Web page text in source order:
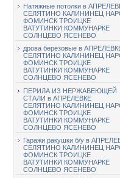
Натяжные потолки в
СЕЛЯТИНО КАЛИНИНЕЦ
ФОМИНСК ТРОИЦКЕ
ВАТУТИНКИ КОММУНАРКЕ
СОЛНЦЕВО ЯСЕНЕВО
дрова берёзовые в
СЕЛЯТИНО КАЛИНИНЕЦ
ФОМИНСК ТРОИЦКЕ
ВАТУТИНКИ КОММУНАРКЕ
СОЛНЦЕВО ЯСЕНЕВО
ПЕРИЛА ИЗ НЕРЖАВЕЮЩЕЙ
СТАЛИ в АПРЕЛЕВКЕ
СЕЛЯТИНО КАЛИНИНЕЦ
ФОМИНСК ТРОИЦКЕ
ВАТУТИНКИ КОММУНАРКЕ
СОЛНЦЕВО ЯСЕНЕВО
Гаражи ракушки б/у в
СЕЛЯТИНО КАЛИНИНЕЦ
ФОМИНСК ТРОИЦКЕ
ВАТУТИНКИ КОММУНАРКЕ
СОЛНЦЕВО ЯСЕНЕВО